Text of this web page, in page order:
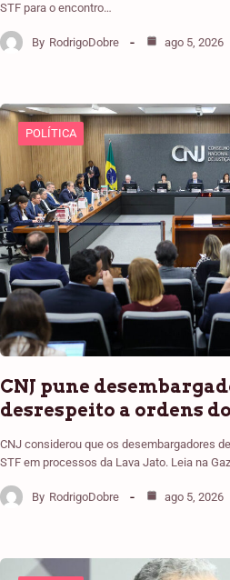
STF para o encontro…
By RodrigoDobre ago 5, 2026
POLÍTICA
CNJ pune
desrespeito a ordens
CNJ considerou que os desembargadores
STF em processos da Lava Jato. Leia na
By RodrigoDobre ago 5, 2026